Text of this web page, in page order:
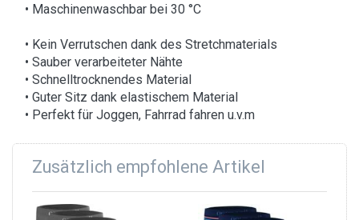
• Maschinenwaschbar bei 30 °C
• Kein Verrutschen dank des Stretchmaterials
• Sauber verarbeiteter Nähte
• Schnelltrocknendes Material
• Guter Sitz dank elastischem Material
• Perfekt für Joggen, Fahrrad fahren u.v.m
Zusätzlich empfohlene Artikel